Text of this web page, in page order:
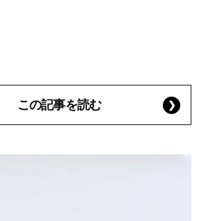
この記事を読む